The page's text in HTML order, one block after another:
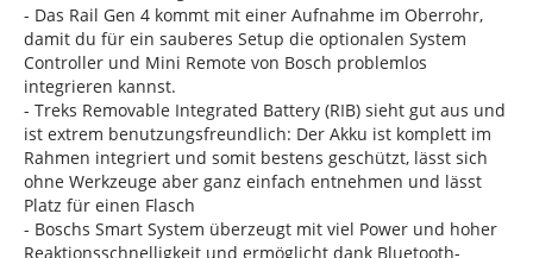
- Das Rail Gen 4 kommt mit einer Aufnahme im Oberrohr,
damit du für ein sauberes Setup die optionalen System
Controller und Mini Remote von Bosch problemlos
integrieren kannst.
- Treks Removable Integrated Battery (RIB) sieht gut aus und
ist extrem benutzungsfreundlich: Der Akku ist komplett im
Rahmen integriert und somit bestens geschützt, lässt sich
ohne Werkzeuge aber ganz einfach entnehmen und lässt
Platz für einen Flasch
- Boschs Smart System überzeugt mit viel Power und hoher
Reaktionsschnelligkeit und ermöglicht dank Bluetooth-